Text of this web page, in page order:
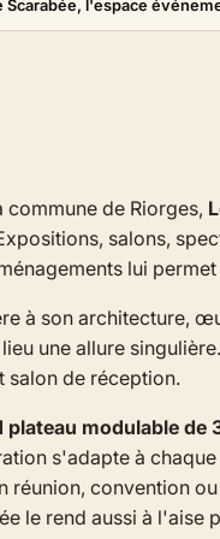
Scarabée, l'espace
commune de Riorges,
salons,
lui
à son architecture,
une allure
salon de réception.
plateau modulable de
s'adapte à
réunion, convention
le rend aussi à l'aise